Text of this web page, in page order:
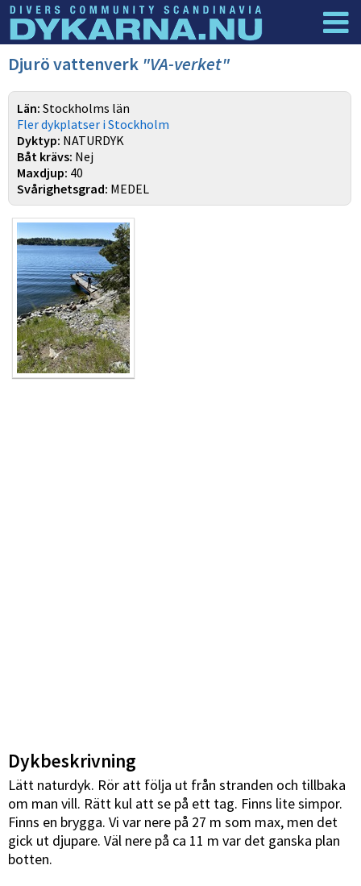
Dyknyheter
Djurö vattenverk "VA-verket"
Län: Stockholms län
Fler dykplatser i Stockholm
Dyktyp: NATURDYK
Båt krävs: Nej
Maxdjup: 40
Svårighetsgrad: MEDEL
Dykbeskrivning
Lätt naturdyk. Rör att följa ut från stranden och tillbaka
om man vill. Rätt kul att se på ett tag. Finns lite simpor.
Finns en brygga. Vi var nere på 27 m som max, men det
gick ut djupare. Väl nere på ca 11 m var det ganska plan
botten.